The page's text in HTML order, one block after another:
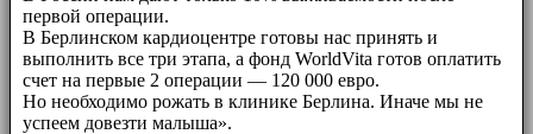
первой операции.
В Берлинском кардиоцентре готовы нас принять и
выполнить все три этапа, а фонд WorldVita готов оплатить
счет на первые 2 операции — 120 000 евро.
Но необходимо рожать в клинике Берлина. Иначе мы не
успеем довезти малыша».